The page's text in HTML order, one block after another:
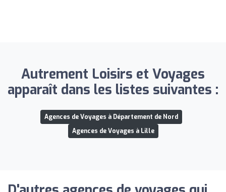
Autrement Loisirs et Voyages
apparaît dans les listes suivantes :
Agences de Voyages à Département de Nord
Agences de Voyages à Lille